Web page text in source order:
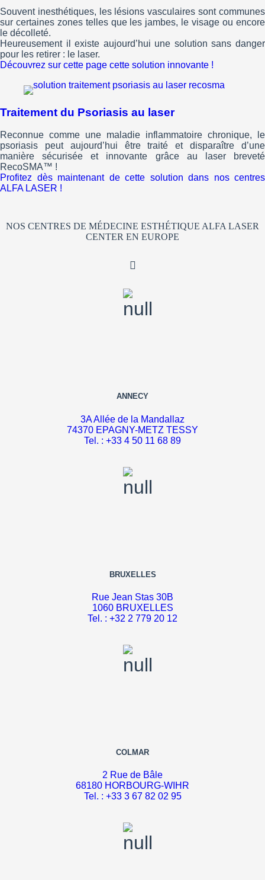
Souvent inesthétiques, les lésions vasculaires sont communes
sur certaines zones telles que les jambes, le visage ou encore
le décolleté.
Heureusement il existe aujourd’hui une solution sans danger
pour les retirer : le laser.
Découvrez sur cette page cette solution innovante !
Traitement du Psoriasis au laser
Reconnue comme une maladie inflammatoire chronique, le
psoriasis peut aujourd’hui être traité et disparaître d’une
manière sécurisée et innovante grâce au laser breveté
RecoSMA™ !
Profitez dès maintenant de cette solution dans nos centres
ALFA LASER !
NOS CENTRES DE MÉDECINE ESTHÉTIQUE ALFA LASER
CENTER EN EUROPE
ANNECY
3A Allée de la Mandallaz
74370 EPAGNY-METZ TESSY
Tel. : +33 4 50 11 68 89
BRUXELLES
Rue Jean Stas 30B
1060 BRUXELLES
Tel. : +32 2 779 20 12
COLMAR
2 Rue de Bâle
68180 HORBOURG-WIHR
Tel. : +33 3 67 82 02 95